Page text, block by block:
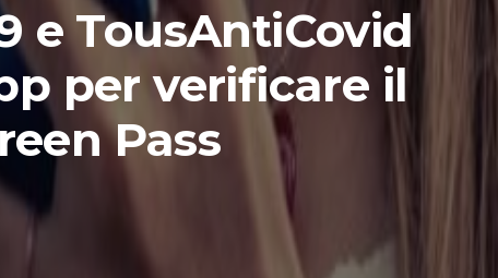
e TousAntiCovid
per verificare il
Pass